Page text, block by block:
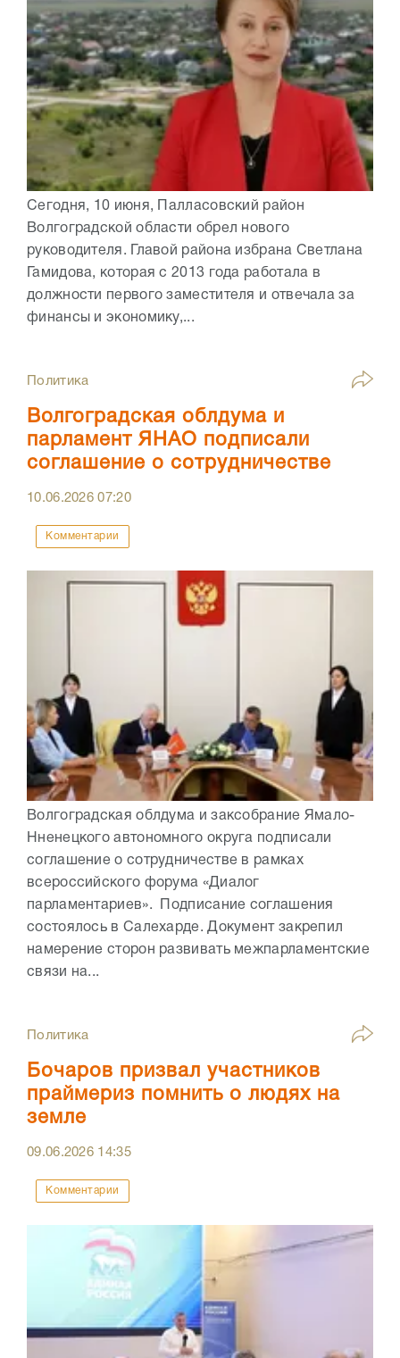
Сегодня, 10 июня, Палласовский район
Волгоградской области обрел нового
руководителя. Главой района избрана Светлана
Гамидова, которая с 2013 года работала в
должности первого заместителя и отвечала за
финансы и экономику,...
Политика
Волгоградская облдума и
парламент ЯНАО подписали
соглашение о сотрудничестве
10.06.202607:20
Комментарии
Волгоградская облдума и заксобрание Ямало-
Нненецкого автономного округа подписали
соглашение о сотрудничестве в рамках
всероссийского форума «Диалог
парламентариев». Подписание соглашения
состоялось в Салехарде. Документ закрепил
намерение сторон развивать межпарламентские
связи на...
Политика
Бочаров призвал участников
праймериз помнить о людях на
земле
09.06.2026 14:35
Комментарии